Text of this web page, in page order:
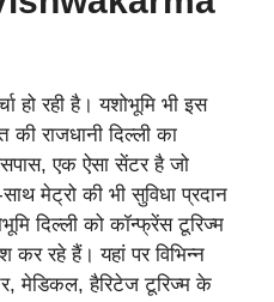
हो रही है। यशोभूमि भी इस
की राजधानी दिल्ली का
एक ऐसा सेंटर है जो
मेट्रो की भी सुविधा प्रदान
दिल्ली को कॉन्फ्रेंस टूरिज्म
कर रहे हैं। यहां पर विभिन्न
मेडिकल, हैरिटेज टूरिज्म के